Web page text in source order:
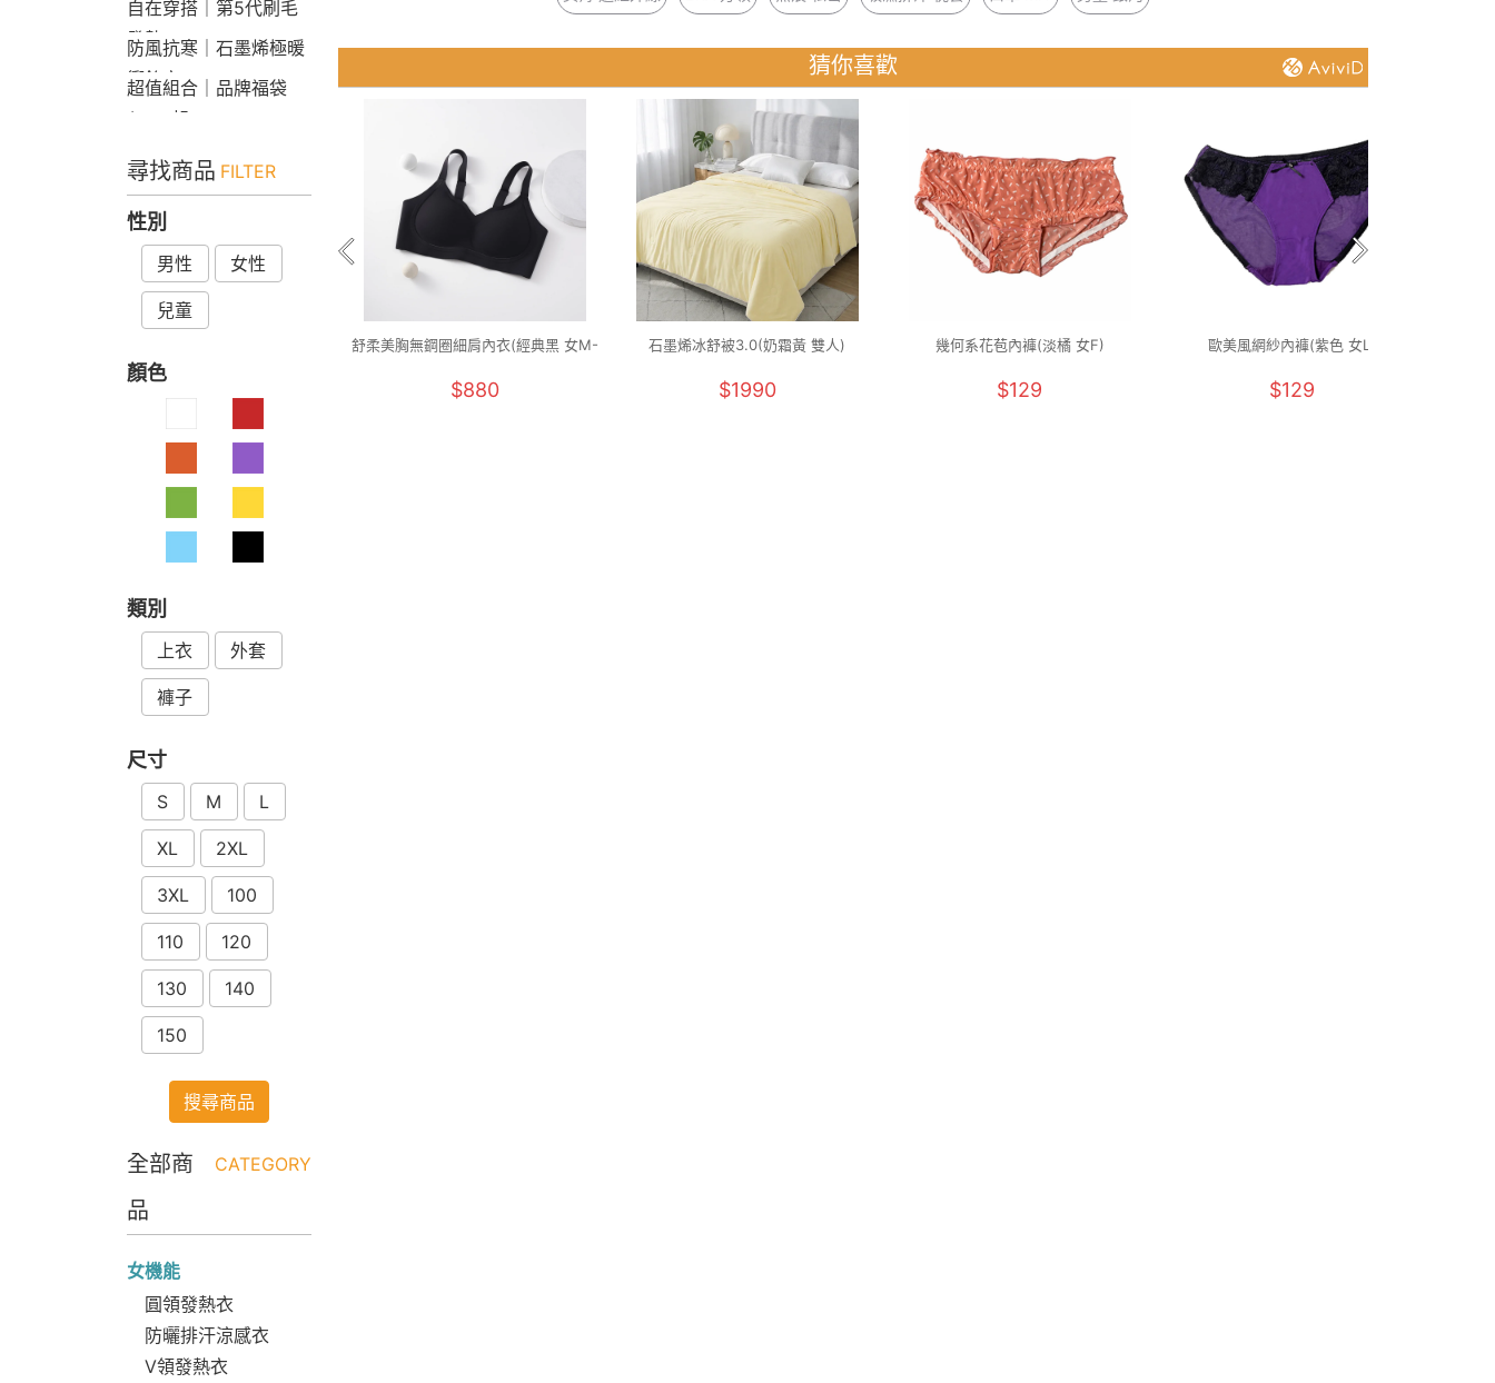
自在穿搭｜第5代刷毛
發熱Bra T
防風抗寒｜石墨烯極暖
衝鋒衣
超值組合｜品牌福袋
$599起
尋找商品 FILTER
性別
男性 女性
兒童
顏色
類別
上衣 外套
褲子
尺寸
S M L
XL 2XL
3XL 100
110 120
130 140
150
搜尋商品
全部商
品
CATEGORY
女機能
圓領發熱衣
防曬排汗涼感衣
V領發熱衣
猜你喜歡
舒柔美胸無鋼圈細肩內衣(經典黑 女M-
$880
石墨烯冰舒被3.0(奶霜黃 雙人)
$1990
幾何系花苞內褲(淡橘 女F)
$129
歐美風網紗內褲(紫色 女L)
$129